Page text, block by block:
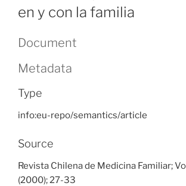
en y con la familia
Document
Metadata
Type
info:eu-repo/semantics/article
Source
Revista Chilena de Medicina Familiar;
(2000); 27-33